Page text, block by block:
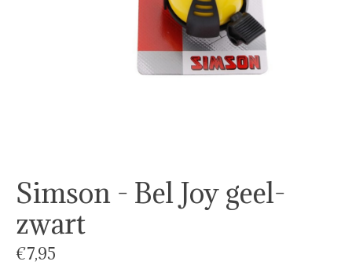
Simson - Bel Joy geel-
zwart
€7,95